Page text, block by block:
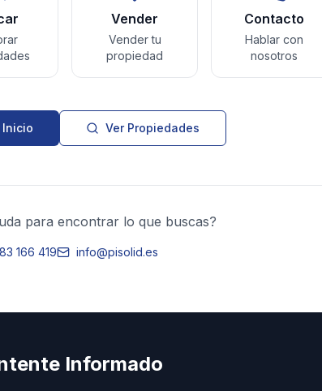
Vender
Vender tu
propiedad
Contacto
Hablar con
nosotros
Inicio Ver Propiedades
para encontrar lo que buscas?
166 419 info@pisolid.es
Informado